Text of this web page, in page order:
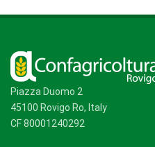
Piazza Duomo 2
45100 Rovigo Ro, Italy
CF 80001240292